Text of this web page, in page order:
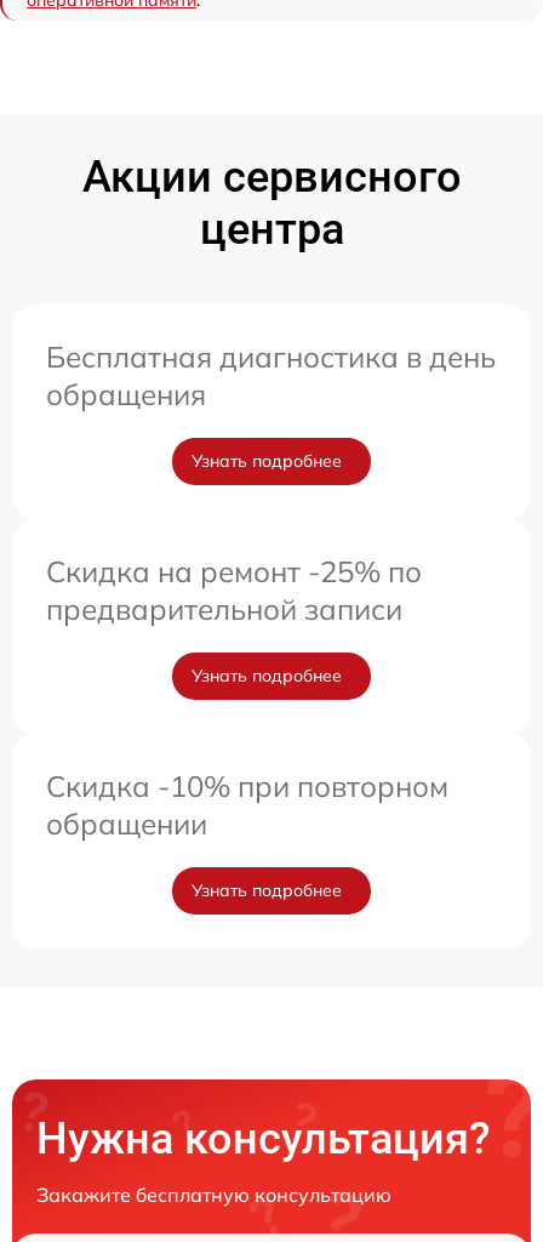
Акции сервисного
центра
Бесплатная диагностика в день
обращения
Узнать подробнее
Скидка на ремонт -25% по
предварительной записи
Узнать подробнее
Скидка -10% при повторном
обращении
Узнать подробнее
Нужна консультация?
Закажите бесплатную консультацию